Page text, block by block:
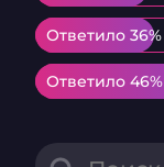
Ответило 36%
Ответило 36%
Ответило 46%
Ответило 46%